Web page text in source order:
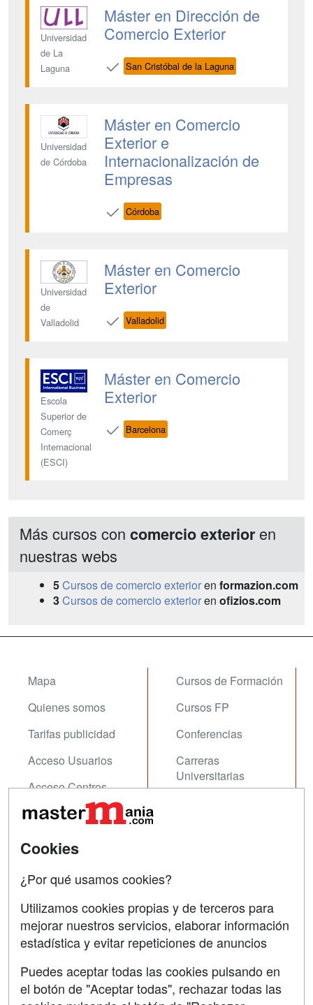
Universidad
de La
Laguna
Máster en Dirección de
Comercio Exterior
San Cristóbal de la Laguna
Universidad
de Córdoba
Máster en Comercio
Exterior e
Internacionalización de
Empresas
Córdoba
Universidad
de
Valladolid
Máster en Comercio
Exterior
Valladolid
Escola
Superior de
Comerç
Internacional
(ESCI)
Máster en Comercio
Exterior
Barcelona
Más cursos con comercio exterior en
nuestras webs
5Cursos de comercio exterioren formazion.com
3Cursos de comercio exterioren ofizios.com
Mapa
Quienes somos
Tarifas publicidad
Acceso Usuarios
Acceso Centros
Cursos de Formación
Cursos FP
Conferencias
Carreras
Universitarias
Contactar
Copyleft
Grupo formazion:
Cookies
¿Por qué usamos cookies?
Utilizamos cookies propias y de terceros para
mejorar nuestros servicios, elaborar información
estadística y evitar repeticiones de anuncios
Puedes aceptar todas las cookies pulsando en
el botón de "Aceptar todas", rechazar todas las